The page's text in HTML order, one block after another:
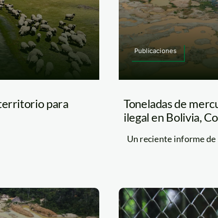
para
Publicaciones
Toneladas de
ilegal en Bolivia,
Un reciente informe